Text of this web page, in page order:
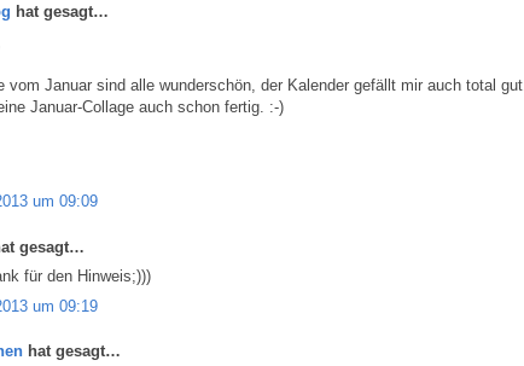
hat gesagt…
vom Januar sind alle wunderschön, der Kalender gefällt mir auch total gut.
Januar-Collage auch schon fertig. :-)
um 09:09
gesagt…
für den Hinweis;)))
um 09:19
hat gesagt…